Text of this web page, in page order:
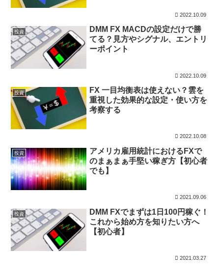
2022.10.09
投資
DMM FX MACDの設定だけで勝
てる？見方やシグナル、エントリ
ーポイント
2022.10.09
投資
FX 一目均衡表は使えない？雲を
重視した効果的な設定・使い方を
考察する
2022.10.08
投資
アメリカ雇用統計におけるFXで
のまぁまぁ手堅い稼ぎ方【初心者
でも】
2021.09.06
投資
DMM FXでまずは1日100円稼ぐ！
これから始め方を知りたい方へ
【初心者】
2021.03.27